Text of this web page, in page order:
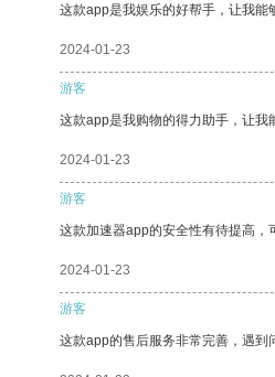
这款app是我娱乐的好帮手，让我能
2024-01-23
游客
这款app是我购物的得力助手，让我
2024-01-23
游客
这款加速器app的安全性有待提高，
2024-01-23
游客
这款app的售后服务非常完善，遇到